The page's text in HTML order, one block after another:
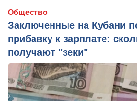
Общество
Заключенные на Кубани
прибавку к зарплате:
получают "зеки"